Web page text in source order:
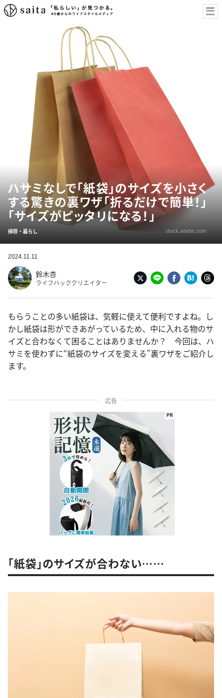
ハサミなしで「紙袋」のサイズを小さく
する驚きの裏ワザ「折るだけで簡単！」
「サイズがピッタリになる！」
掃除・暮らし stock.adobe.com
2024.11.11
鈴木杏
ライフハッククリエイター
もらうことの多い紙袋は、気軽に使えて便利ですよね。し
かし紙袋は形ができあがっているため、中に入れる物のサ
イズと合わなくて困ることはありませんか？ 今回は、ハ
サミを使わずに“紙袋のサイズを変える”裏ワザをご紹介し
ます。
広告
「紙袋」のサイズが合わない……